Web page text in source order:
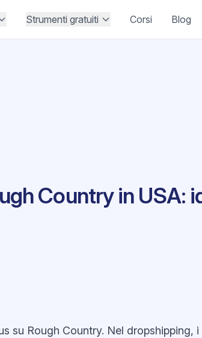
Strumenti gratuiti Corsi Blog
Country in USA:
su Rough Country. Nel dropshipping,